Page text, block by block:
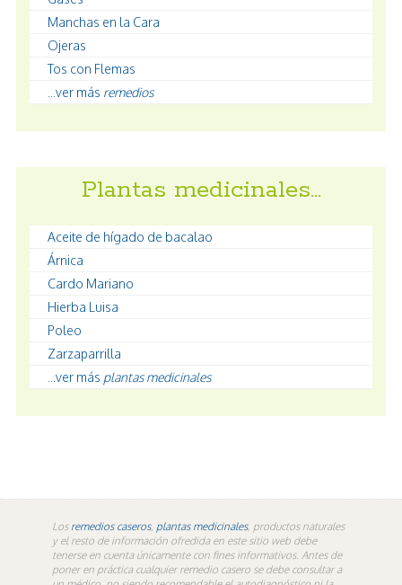
Manchas en la Cara
Ojeras
Tos con Flemas
...ver más remedios
Plantas medicinales…
Aceite de hígado de bacalao
Árnica
Cardo Mariano
Hierba Luisa
Poleo
Zarzaparrilla
...ver más plantas medicinales
Los remedios caseros, plantas medicinales, productos naturales
y el resto de información ofredida en este sitio web debe
tenerse en cuenta únicamente con fines informativos. Antes de
poner en práctica cualquier remedio casero se debe consultar a